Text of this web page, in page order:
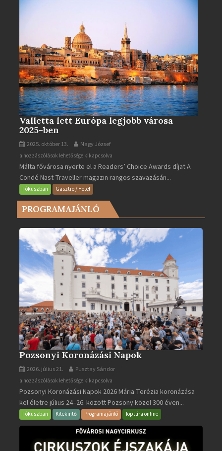
Valletta lett Európa legjobb városa
2025-ben
2025. október 13. Nagy József
Valletta
lett
Európa
legjobb
városa
2025-
bejegyzéshez
a hozzászólások lehetősége kikapcsolva
Málta fővárosa nyerte el a Readers’ Choice Awards díjat A
Condé Nast Traveller magazin rangos szavazásán...
Fókuszban Gasztro / Hotel
PROGRAMAJÁNLÓ
Pozsonyi Koronázási Napok
2026. július 21. Pusztay Sándor
Pozsonyi
Koronázási
Napok
bejegyzéshez
a hozzászólások lehetősége kikapcsolva
Pozsonyi Koronázási Napok 2026 Mária Terézia koronázása
kel életre július 24–26. között Pozsony közel 300 éven...
Fókuszban Kitekintő Programajánló Toptúra online